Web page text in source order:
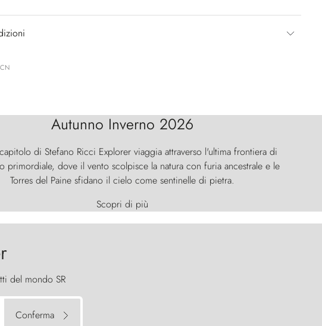
Autunno Inverno 2026
di Stefano Ricci Explorer viaggia attraverso l'ultima frontiera di
primordiale, dove il vento scolpisce la natura con furia ancestrale e le
Torres del Paine sfidano il cielo come sentinelle di pietra.
Scopri di più
del mondo SR
Conferma